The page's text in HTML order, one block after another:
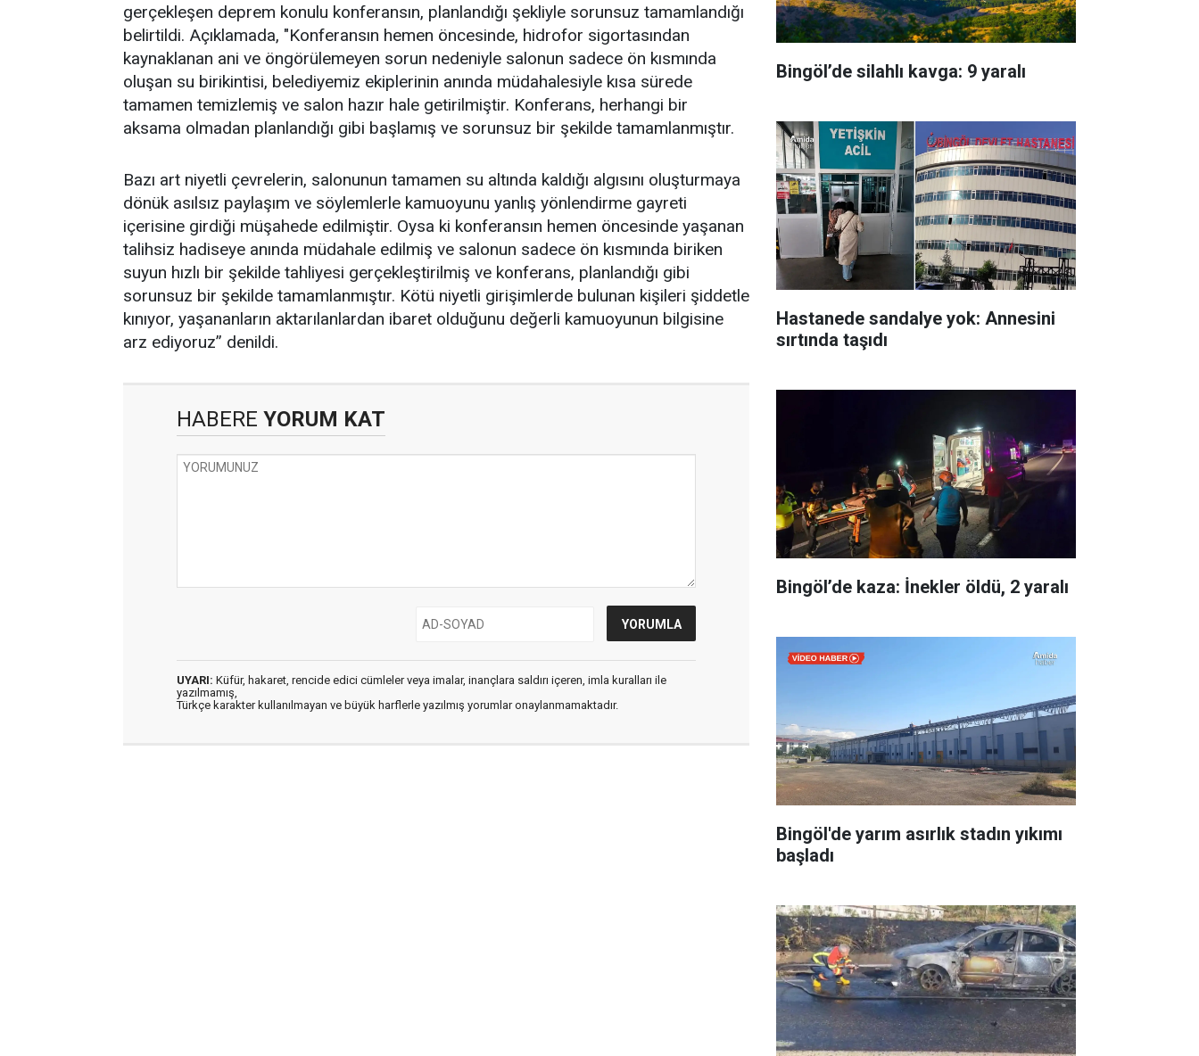
gerçekleşen deprem konulu konferansın, planlandığı şekliyle sorunsuz tamamlandığı
belirtildi. Açıklamada, "Konferansın hemen öncesinde, hidrofor sigortasından
kaynaklanan ani ve öngörülemeyen sorun nedeniyle salonun sadece ön kısmında
oluşan su birikintisi, belediyemiz ekiplerinin anında müdahalesiyle kısa sürede
tamamen temizlemiş ve salon hazır hale getirilmiştir. Konferans, herhangi bir
aksama olmadan planlandığı gibi başlamış ve sorunsuz bir şekilde tamamlanmıştır.
Bazı art niyetli çevrelerin, salonunun tamamen su altında kaldığı algısını oluşturmaya
dönük asılsız paylaşım ve söylemlerle kamuoyunu yanlış yönlendirme gayreti
içerisine girdiği müşahede edilmiştir. Oysa ki konferansın hemen öncesinde yaşanan
talihsiz hadiseye anında müdahale edilmiş ve salonun sadece ön kısmında biriken
suyun hızlı bir şekilde tahliyesi gerçekleştirilmiş ve konferans, planlandığı gibi
sorunsuz bir şekilde tamamlanmıştır. Kötü niyetli girişimlerde bulunan kişileri şiddetle
kınıyor, yaşananların aktarılanlardan ibaret olduğunu değerli kamuoyunun bilgisine
arz ediyoruz’’ denildi.
HABERE YORUM KAT
UYARI: Küfür, hakaret, rencide edici cümleler veya imalar, inançlara saldırı içeren, imla kuralları ile
yazılmamış,
Türkçe karakter kullanılmayan ve büyük harflerle yazılmış yorumlar onaylanmamaktadır.
Bingöl’de silahlı kavga: 9 yaralı
Hastanede sandalye yok: Annesini
sırtında taşıdı
Bingöl’de kaza: İnekler öldü, 2 yaralı
Bingöl'de yarım asırlık stadın yıkımı
başladı